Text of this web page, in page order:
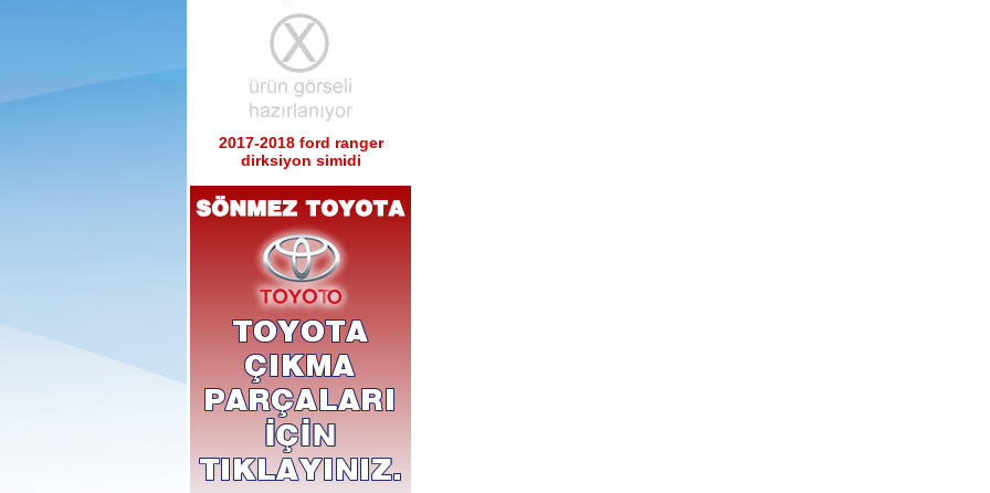
2017-2018 ford ranger
dirksiyon simidi
sol tabla
2017-2018 ford ranger sağ
sol tabla
Ürün Kodu : 2017-2018 ford ranger arka